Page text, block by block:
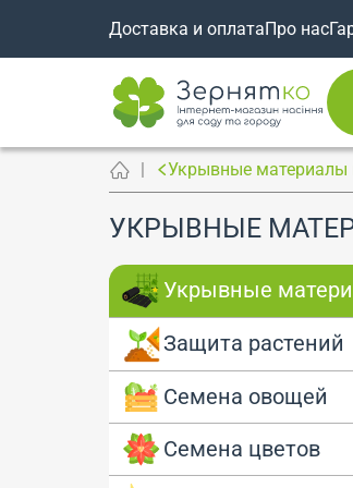
Доставка и оплатаПро нас
Укрывные материалы
УКРЫВНЫЕ
Укрывные
Защита растений
Семена овощей
Семена цветов